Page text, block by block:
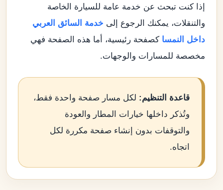
إذا كنت تبحث عن خدمة عامة للسيارة الخاصة
والتنقلات، يمكنك الرجوع إلى خدمة السائق العربي
داخل النمسا كصفحة رئيسية، أما هذه الصفحة فهي
مخصصة للمسارات والوجهات.
قاعدة التنظيم: لكل مسار صفحة واحدة فقط،
وتُذكر داخلها خيارات المطار والعودة
والتوقفات بدون إنشاء صفحة مكررة لكل
اتجاه.